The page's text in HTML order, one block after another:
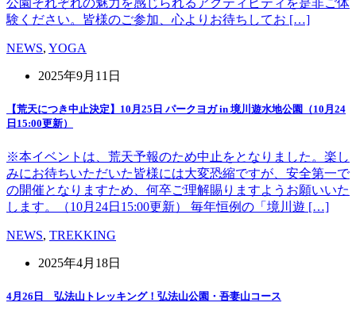
公園それぞれの魅力を感じられるアクティビティを是非ご体
験ください。皆様のご参加、心よりお待ちしてお […]
NEWS, YOGA
2025年9月11日
【荒天につき中止決定】10月25日 パークヨガ in 境川遊水地公園（10月24
日15:00更新）
※本イベントは、荒天予報のため中止をとなりました。楽し
みにお待ちいただいた皆様には大変恐縮ですが、安全第一で
の開催となりますため、何卒ご理解賜りますようお願いいた
します。（10月24日15:00更新） 毎年恒例の「境川遊 […]
NEWS, TREKKING
2025年4月18日
4月26日 弘法山トレッキング！弘法山公園・吾妻山コース